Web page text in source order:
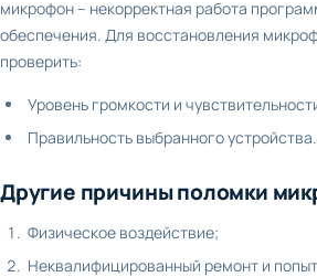
микрофон – некорректная работа
обеспечения. Для восстановления
проверить:
Уровень громкости и
Правильность выбранного устройства.
Другие причины поломки
Физическое воздействие;
Неквалифицированный ремонт и